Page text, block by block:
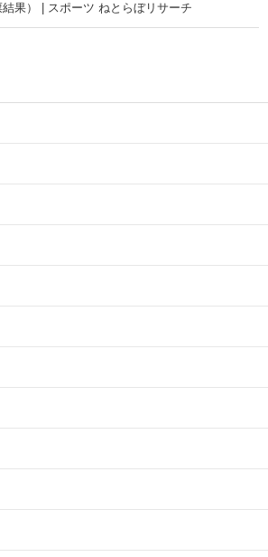
果） | スポーツ ねとらぼリサーチ